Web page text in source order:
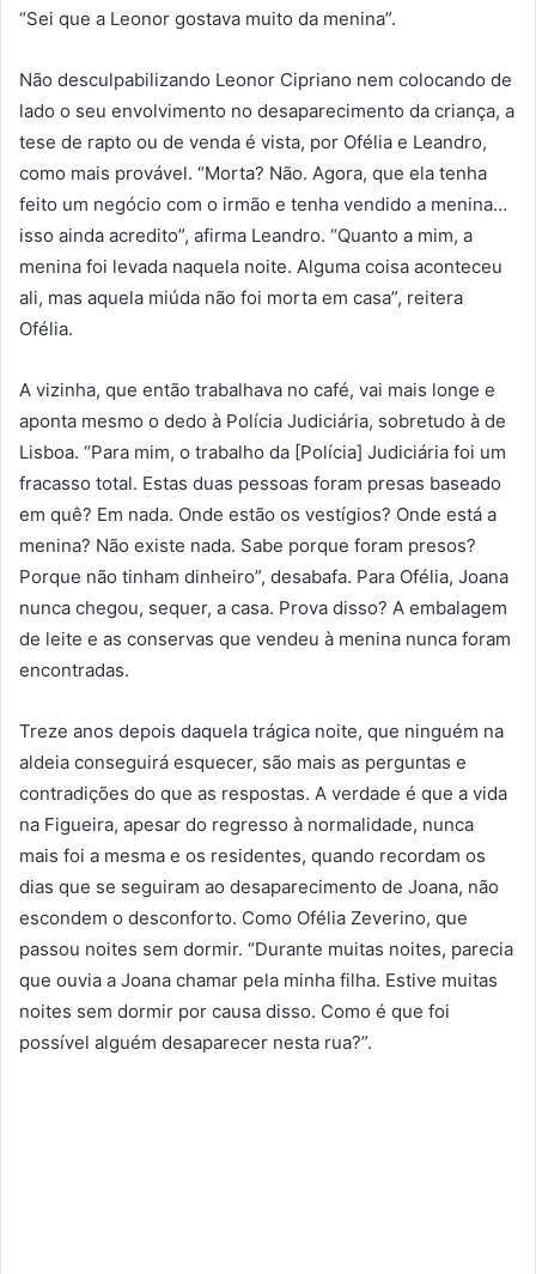
“Sei que a Leonor gostava muito da menina”.
Não desculpabilizando Leonor Cipriano nem colocando de
lado o seu envolvimento no desaparecimento da criança, a
tese de rapto ou de venda é vista, por Ofélia e Leandro,
como mais provável. “Morta? Não. Agora, que ela tenha
feito um negócio com o irmão e tenha vendido a menina…
isso ainda acredito”, afirma Leandro. “Quanto a mim, a
menina foi levada naquela noite. Alguma coisa aconteceu
ali, mas aquela miúda não foi morta em casa”, reitera
Ofélia.
A vizinha, que então trabalhava no café, vai mais longe e
aponta mesmo o dedo à Polícia Judiciária, sobretudo à de
Lisboa. “Para mim, o trabalho da [Polícia] Judiciária foi um
fracasso total. Estas duas pessoas foram presas baseado
em quê? Em nada. Onde estão os vestígios? Onde está a
menina? Não existe nada. Sabe porque foram presos?
Porque não tinham dinheiro”, desabafa. Para Ofélia, Joana
nunca chegou, sequer, a casa. Prova disso? A embalagem
de leite e as conservas que vendeu à menina nunca foram
encontradas.
Treze anos depois daquela trágica noite, que ninguém na
aldeia conseguirá esquecer, são mais as perguntas e
contradições do que as respostas. A verdade é que a vida
na Figueira, apesar do regresso à normalidade, nunca
mais foi a mesma e os residentes, quando recordam os
dias que se seguiram ao desaparecimento de Joana, não
escondem o desconforto. Como Ofélia Zeverino, que
passou noites sem dormir. “Durante muitas noites, parecia
que ouvia a Joana chamar pela minha filha. Estive muitas
noites sem dormir por causa disso. Como é que foi
possível alguém desaparecer nesta rua?”.